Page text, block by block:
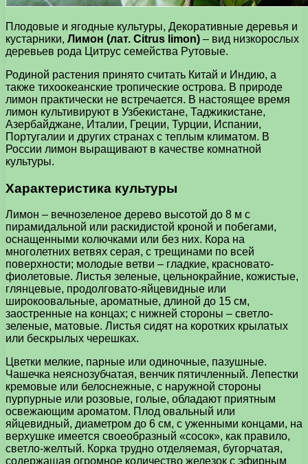
Плодовые и ягодные культуры, Декоративные деревья и
кустарники, Лимон (лат. Citrus limon) – вид низкорослых
деревьев рода Цитрус семейства Рутовые.
Родиной растения принято считать Китай и Индию, а
также тихоокеанские тропические острова. В природе
лимон практически не встречается. В настоящее время
лимон культивируют в Узбекистане, Таджикистане,
Азербайджане, Италии, Греции, Турции, Испании,
Португалии и других странах с теплым климатом. В
России лимон выращивают в качестве комнатной
культуры.
Характеристика культуры
Лимон – вечнозеленое дерево высотой до 8 м с
пирамидальной или раскидистой кроной и побегами,
оснащенными колючками или без них. Кора на
многолетних ветвях серая, с трещинами по всей
поверхности; молодые ветви – гладкие, красновато-
фиолетовые. Листья зеленые, цельнокрайние, кожистые,
глянцевые, продолговато-яйцевидные или
широкоовальные, ароматные, длиной до 15 см,
заостренные на концах; с нижней стороны – светло-
зеленые, матовые. Листья сидят на коротких крылатых
или бескрылых черешках.
Цветки мелкие, парные или одиночные, пазушные.
Чашечка неяснозубчатая, венчик пятичленный. Лепестки
кремовые или белоснежные, с наружной стороны
пурпурные или розовые, голые, обладают приятным
освежающим ароматом. Плод овальный или
яйцевидный, диаметром до 6 см, с уженными концами, на
верхушке имеется своеобразный «сосок», как правило,
светло-желтый. Корка трудно отделяемая, бугорчатая,
содержащая огромное количество железок с эфирным